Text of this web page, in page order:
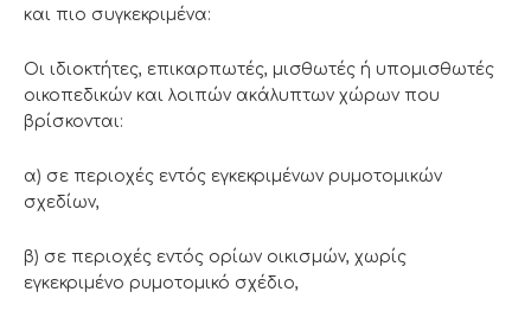
και πιο συγκεκριμένα:
Οι ιδιοκτήτες, επικαρπωτές, μισθωτές ή υπομισθωτές
οικοπεδικών και λοιπών ακάλυπτων χώρων που
βρίσκονται:
α) σε περιοχές εντός εγκεκριμένων ρυμοτομικών
σχεδίων,
β) σε περιοχές εντός ορίων οικισμών, χωρίς
εγκεκριμένο ρυμοτομικό σχέδιο,